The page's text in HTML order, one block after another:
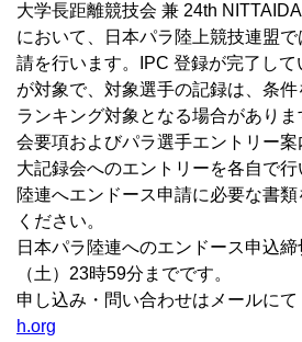
大学長距離競技会 兼 24th
において、日本パラ陸上競技連盟
請を行います。IPC 登録が完了し
が対象で、対象選手の記録は、条
ランキング対象となる場合があり
会要項およびパラ選手エントリー
大記録会へのエントリーを各自で
陸連へエンドース申請に必要な書
ください。
日本パラ陸連へのエンドース申込
（土）23時59分までです。
申し込み・問い合わせはメー
h.org